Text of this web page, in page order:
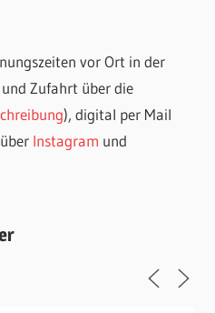
vor Ort in der
Zufahrt über die
), digital per Mail
Instagram und